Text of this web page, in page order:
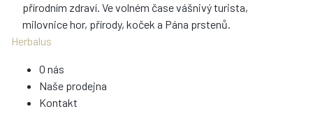
přírodním zdraví. Ve volném čase vášnivý turista,
milovnice hor, přírody, koček a Pána prstenů.
Herbalus
O nás
Naše prodejna
Kontakt